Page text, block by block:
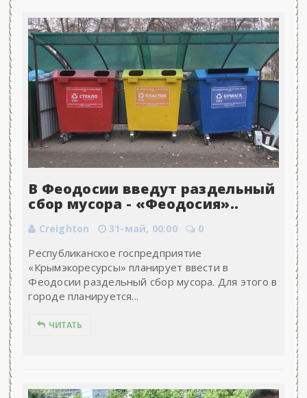
В Феодосии введут раздельный
сбор мусора - «Феодосия»..
Creighton 31-май, 00:00 0
Республиканское госпредприятие
«Крымэкоресурсы» планирует ввести в
Феодосии раздельный сбор мусора. Для этого в
городе планируется...
ЧИТАТЬ